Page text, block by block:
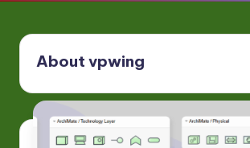
l
e
d
g
About vpwing